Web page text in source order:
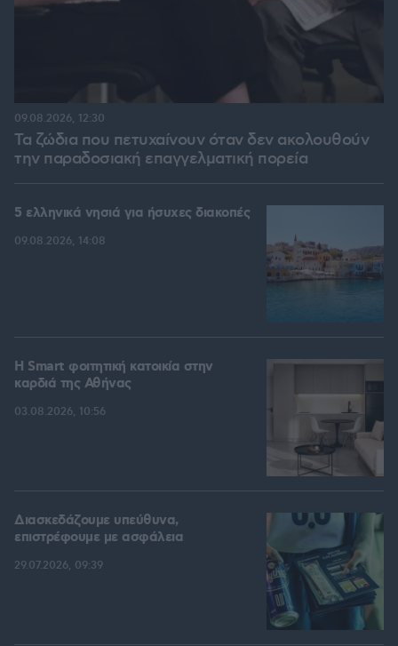
Τα ζώδια που πετυχαίνουν όταν δεν ακολουθούν
την παραδοσιακή επαγγελματική πορεία
09.08.2026, 12:30
5 ελληνικά νησιά για ήσυχες διακοπές
09.08.2026, 14:08
Η Smart φοιτητική κατοικία στην
καρδιά της Αθήνας
03.08.2026, 10:56
Διασκεδάζουμε υπεύθυνα,
επιστρέφουμε με ασφάλεια
29.07.2026, 09:39